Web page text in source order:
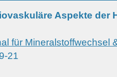
Aspekte der
für Mineralstoffwechsel
21